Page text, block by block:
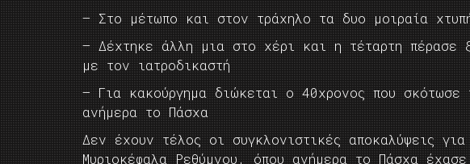
– Στο μέτωπο και στον τράχηλο τα δυο μοιραία
– Δέχτηκε άλλη μια στο χέρι και η τέταρτη πέρασε
με τον ιατροδικαστή
– Για κακούργημα διώκεται ο 40χρονος που σκότωσε
ανήμερα το Πάσχα
Δεν έχουν τέλος οι συγκλονιστικές αποκαλύψεις
Μυριοκέφαλα Ρεθύμνου, όπου ανήμερα το Πάσχα